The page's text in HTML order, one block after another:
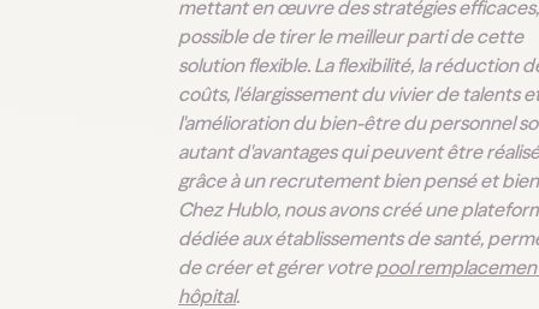
mettant en œuvre des stratégies
possible de tirer le meilleur parti de cette
solution flexible. La flexibilité, la réduction
coûts, l'élargissement du vivier de talents
l'amélioration du bien-être du personnel
autant d'avantages qui peuvent être
grâce à un recrutement bien pensé et
Chez Hublo, nous avons créé une
dédiée aux établissements de santé,
de créer et gérer votrepool
hôpital.